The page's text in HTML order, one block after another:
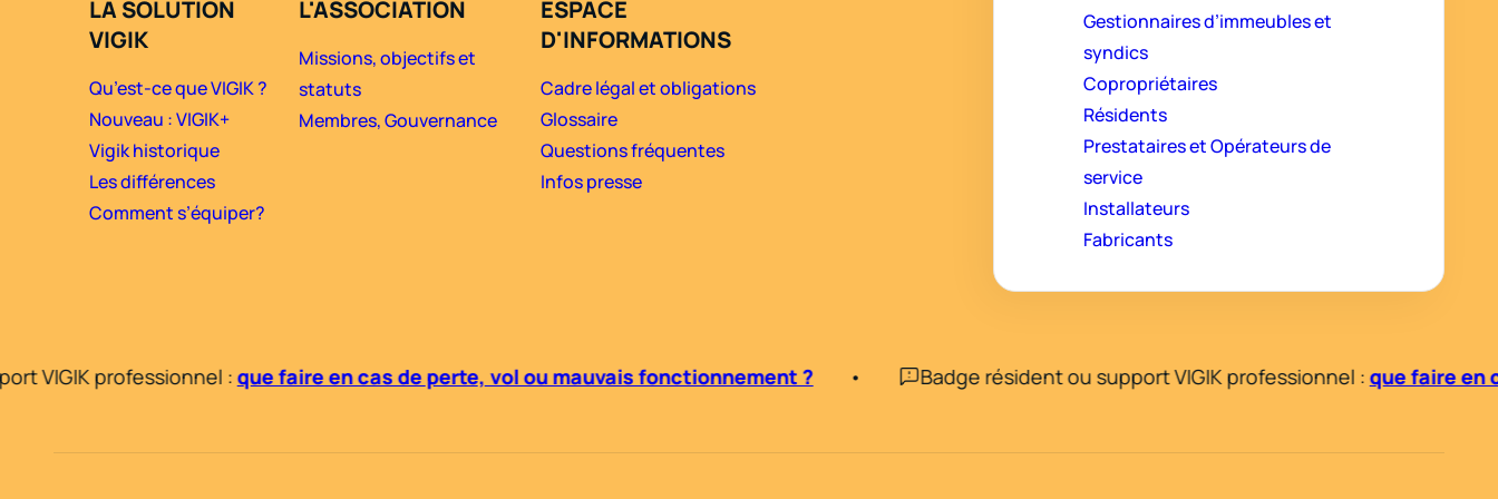
LA SOLUTION
VIGIK
Qu’est-ce que VIGIK ?
Nouveau : VIGIK+
Vigik historique
Les différences
Comment s’équiper?
L'ASSOCIATION
Missions, objectifs et
statuts
Membres, Gouvernance
ESPACE
D'INFORMATIONS
Cadre légal et obligations
Glossaire
Questions fréquentes
Infos presse
Gestionnaires d’immeubles et
syndics
Copropriétaires
Résidents
Prestataires et Opérateurs de
service
Installateurs
Fabricants
VIGIK professionnel : que faire en cas de perte, vol ou mauvais fonctionnement ? Badge résident ou support VIGIK professionnel : que faire en